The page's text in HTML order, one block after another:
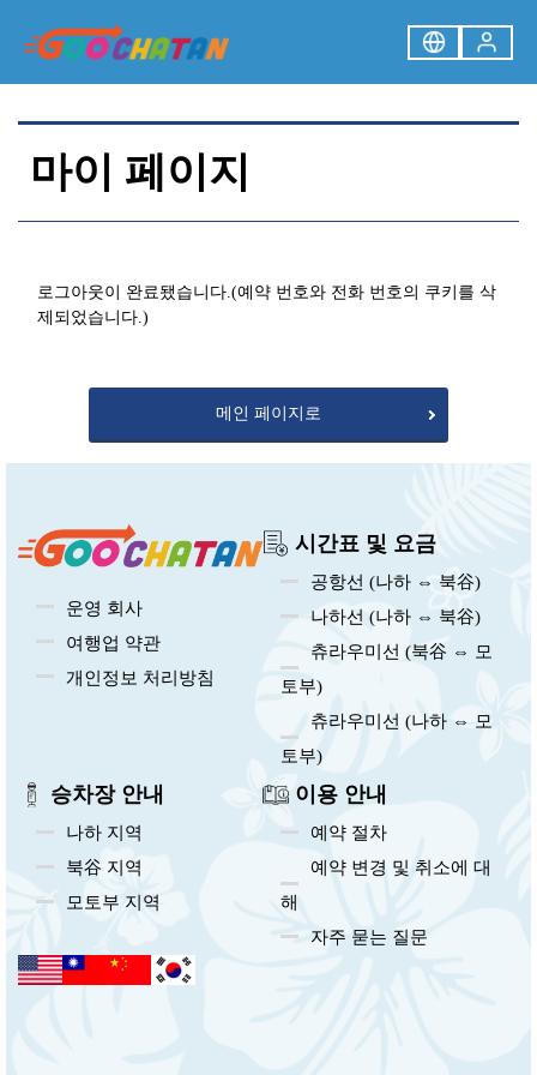
마이 페이지
로그아웃이 완료됐습니다.(예약 번호와 전화 번호의 쿠키를 삭
제되었습니다.)
메인 페이지로
운영 회사
여행업 약관
개인정보 처리방침
시간표 및 요금
공항선 (나하 ⇔ 북谷)
나하선 (나하 ⇔ 북谷)
츄라우미선 (북谷 ⇔ 모
토부)
츄라우미선 (나하 ⇔ 모
토부)
승차장 안내
나하 지역
북谷 지역
모토부 지역
이용 안내
예약 절차
예약 변경 및 취소에 대
해
자주 묻는 질문